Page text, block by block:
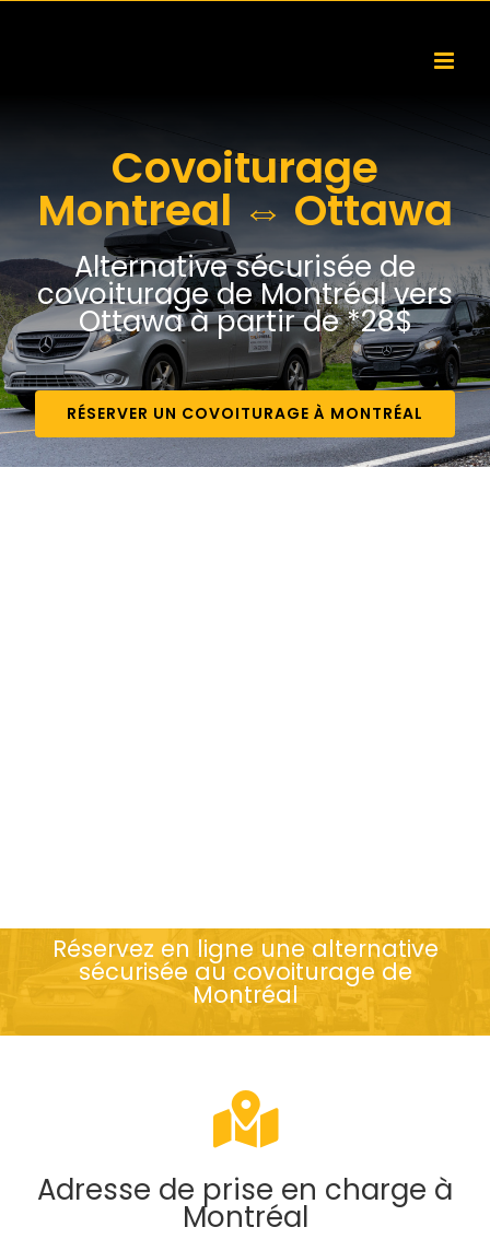
Covoiturage
Montreal ⇔ Ottawa
Alternative sécurisée de
covoiturage de Montréal vers
Ottawa à partir de *28$
RÉSERVER UN COVOITURAGE À MONTRÉAL
Réservez en ligne une alternative
sécurisée au covoiturage de
Montréal
Adresse de prise en charge à
Montréal